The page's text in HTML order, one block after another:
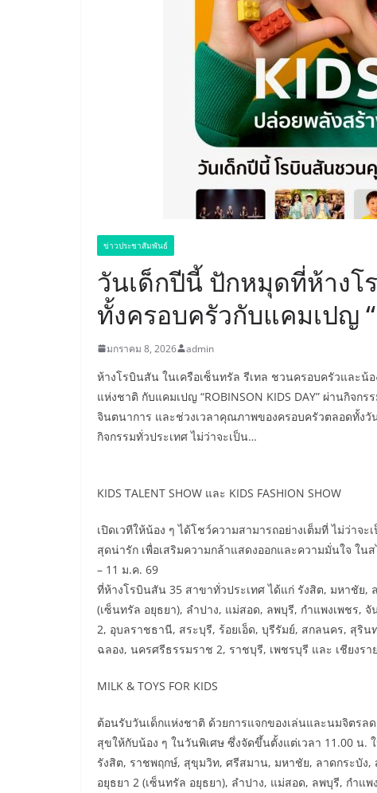
ข่าวประชาสัมพันธ์
วันเด็กปีนี้ ปักหมุดที่ห้าง
ทั้งครอบครัวกับแคมเปญ
มกราคม 8, 2026 admin
ห้างโรบินสัน ในเครือเซ็นทรัล รีเทล ชวนครอบครัวและ
แห่งชาติ กับแคมเปญ “ROBINSON KIDS DAY” ผ่านกิจก
จินตนาการ และช่วงเวลาคุณภาพของครอบครัวตลอดทั้ง
กิจกรรมทั่วประเทศ ไม่ว่าจะเป็น…
KIDS TALENT SHOW และ KIDS FASHION SHOW
เปิดเวทีให้น้อง ๆ ได้โชว์ความสามารถอย่างเต็มที่ ไม่ว่าจ
สุดน่ารัก เพื่อเสริมความกล้าแสดงออกและความมั่นใจ ใ
– 11 ม.ค. 69
ที่ห้างโรบินสัน 35 สาขาทั่วประเทศ ได้แก่ รังสิต, มหาชัย,
(เซ็นทรัล อยุธยา), ลำปาง, แม่สอด, ลพบุรี, กำแพงเพชร,
2, อุบลราชธานี, สระบุรี, ร้อยเอ็ด, บุรีรัมย์, สกลนคร, สุริ
ฉลอง, นครศรีธรรมราช 2, ราชบุรี, เพชรบุรี และ เชียงราย
MILK & TOYS FOR KIDS
ต้อนรับวันเด็กแห่งชาติ ด้วยการแจกของเล่นและนมจิตรล
สุขให้กับน้อง ๆ ในวันพิเศษ ซึ่งจัดขึ้นตั้งแต่เวลา 11.00 น
รังสิต, ราชพฤกษ์, สุขุมวิท, ศรีสมาน, มหาชัย, ลาดกระบัง
อยุธยา 2 (เซ็นทรัล อยุธยา), ลำปาง, แม่สอด, ลพบุรี, กำแ